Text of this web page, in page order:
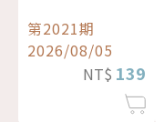
第2021期
2026/08/05
NT$ 139